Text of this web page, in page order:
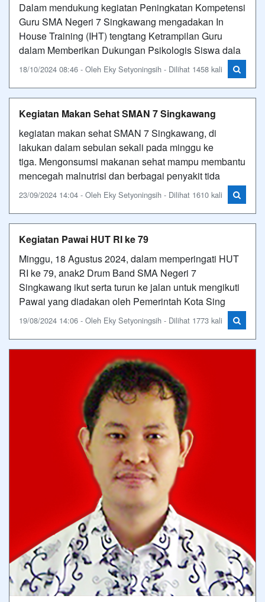
Dalam mendukung kegiatan Peningkatan Kompetensi
Guru SMA Negeri 7 Singkawang mengadakan In
House Training (IHT) tengtang Ketrampilan Guru
dalam Memberikan Dukungan Psikologis Siswa dala
18/10/2024 08:46 - Oleh Eky Setyoningsih - Dilihat 1458 kali
Kegiatan Makan Sehat SMAN 7 Singkawang
kegiatan makan sehat SMAN 7 Singkawang, di
lakukan dalam sebulan sekali pada minggu ke
tiga. Mengonsumsi makanan sehat mampu membantu
mencegah malnutrisi dan berbagai penyakit tida
23/09/2024 14:04 - Oleh Eky Setyoningsih - Dilihat 1610 kali
Kegiatan Pawai HUT RI ke 79
Minggu, 18 Agustus 2024, dalam memperingati HUT
RI ke 79, anak2 Drum Band SMA Negeri 7
Singkawang ikut serta turun ke jalan untuk mengikuti
Pawai yang diadakan oleh Pemerintah Kota Sing
19/08/2024 14:06 - Oleh Eky Setyoningsih - Dilihat 1773 kali